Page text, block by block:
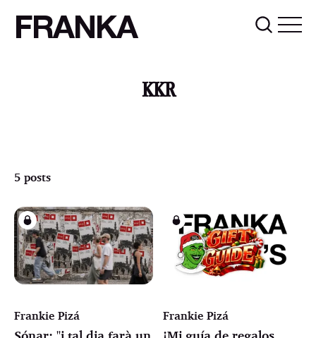
FRANKA
KKR
5 posts
Frankie Pizá Frankie Pizá